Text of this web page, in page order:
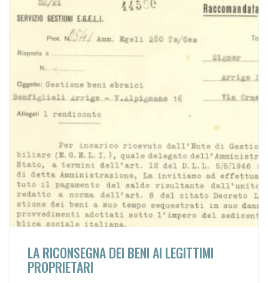
LA RICONSEGNA DEI BENI AI LEGITTIMI
PROPRIETARI